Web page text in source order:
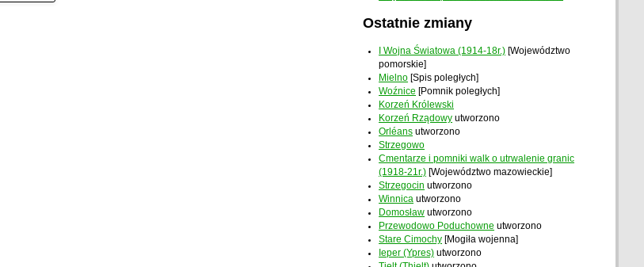
Ostatnie zmiany
I Wojna Światowa (1914-18r.) [Województwo
pomorskie]
Mielno [Spis poległych]
Woźnice [Pomnik poległych]
Korzeń Królewski
Korzeń Rządowy utworzono
Orléans utworzono
Strzegowo
Cmentarze i pomniki walk o utrwalenie granic
(1918-21r.) [Województwo mazowieckie]
Strzegocin utworzono
Winnica utworzono
Domosław utworzono
Przewodowo Poduchowne utworzono
Stare Cimochy [Mogiła wojenna]
Ieper (Ypres) utworzono